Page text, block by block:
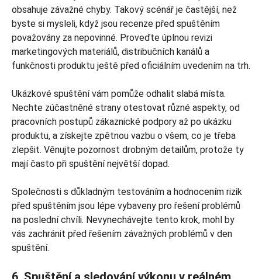
obsahuje závažné chyby. Takový scénář je častější, než
byste si mysleli, když jsou recenze před spuštěním
považovány za nepovinné. Proveďte úplnou revizi
marketingových materiálů, distribučních kanálů a
funkčnosti produktu ještě před oficiálním uvedením na trh.
Ukázkové spuštění vám pomůže odhalit slabá místa.
Nechte zúčastněné strany otestovat různé aspekty, od
pracovních postupů zákaznické podpory až po ukázku
produktu, a získejte zpětnou vazbu o všem, co je třeba
zlepšit. Věnujte pozornost drobným detailům, protože ty
mají často při spuštění největší dopad.
Společnosti s důkladným testováním a hodnocením rizik
před spuštěním jsou lépe vybaveny pro řešení problémů
na poslední chvíli. Nevynechávejte tento krok, mohl by
vás zachránit před řešením závažných problémů v den
spuštění.